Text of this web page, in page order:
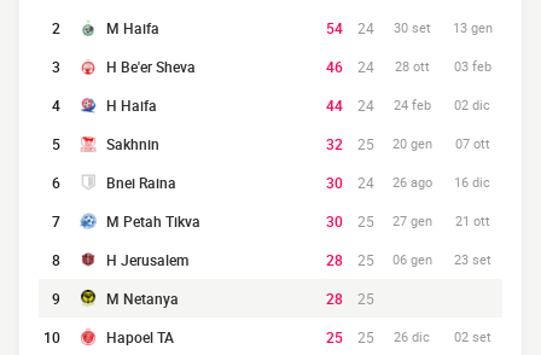
2 M Haifa 54 24 30 set 13 gen
3 H Be'er Sheva 46 24 28 ott 03 feb
4 H Haifa 44 24 24 feb 02 dic
5 Sakhnin 32 25 20 gen 07 ott
6 Bnei Raina 30 24 26 ago 16 dic
7 M Petah Tikva 30 25 27 gen 21 ott
8 H Jerusalem 28 25 06 gen 23 set
9 M Netanya 28
25
10
Hapoel TA 25 25 26 dic 02 set